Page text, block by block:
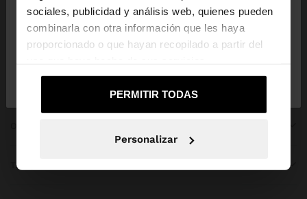
sociales, publicidad y análisis web, quienes pueden
combinarla con otra información que les haya
proporcionado o que hayan recopilado a partir del
PERMITIR TODAS
Personalizar
ir a la web de United States?
ÚNETE A NUESTRA NEWSLETTER
y obtén un 10% de descuento
TENDENCIAS